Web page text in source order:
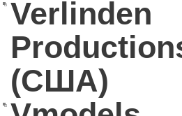
Verlinden
(США)